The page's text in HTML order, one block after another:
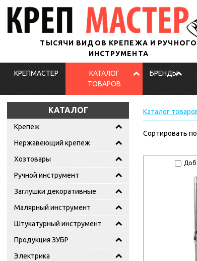
ТЫСЯЧИ ВИДОВ КРЕПЕЖА И РУЧНОГО
ИНСТРУМЕНТА
КРЕПМАСТЕР
КАТАЛОГ
ТОВАРОВ
БРЕНДЫ
КАТАЛОГ
Крепеж
Нержавеющий крепеж
Хозтовары
Ручной инструмент
Заглушки декоративные
Малярный инструмент
Штукатурный инструмент
Продукция ЗУБР
Электрика
Каталог
Сортировать